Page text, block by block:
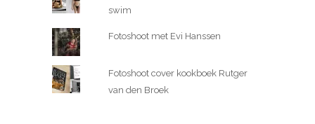
swim
Fotoshoot met Evi Hanssen
Fotoshoot cover kookboek Rutger
van den Broek